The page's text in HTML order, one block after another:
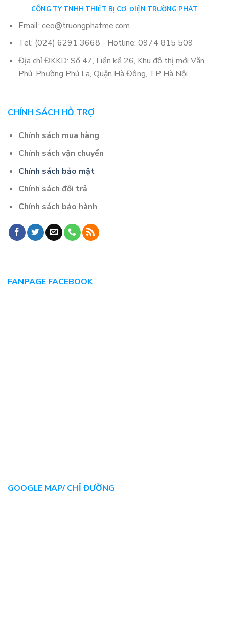
CÔNG TY TNHH THIẾT BỊ CƠ ĐIỆN TRƯỜNG PHÁT
Email: ceo@truongphatme.com
Tel: (024) 6291 3668 - Hotline: 0974 815 509
Địa chỉ ĐKKD: Số 47, Liền kề 26, Khu đô thị mới Văn
Phú, Phường Phú La, Quận Hà Đông, TP Hà Nội
CHÍNH SÁCH HỖ TRỢ
Chính sách mua hàng
Chính sách vận chuyển
Chính sách bảo mật
Chính sách đổi trả
Chính sách bảo hành
FANPAGE FACEBOOK
GOOGLE MAP/ CHỈ ĐƯỜNG